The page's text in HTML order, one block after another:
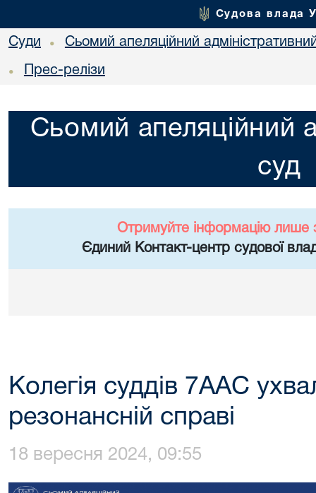
Судова влада
Суди • Сьомий апеляційний
• Прес-релізи
Сьомий апеляційний
суд
Отримуйте інформацію лише
Єдиний Контакт-центр судової
Колегія суддів 7ААС
резонансній справі
18 вересня 2024, 09:55